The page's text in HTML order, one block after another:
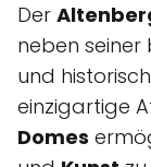
Der
neben
und
einzigartige
Domes